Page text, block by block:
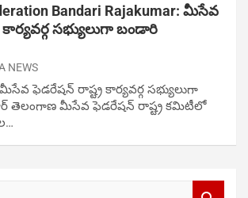
Bandari Rajakumar: మీసేవ
సభ్యులుగా బండారి
NEWS
ఫెడరేషన్ రాష్ట్ర కార్యవర్గ సభ్యులుగా
తెలంగాణ మీసేవ ఫెడరేషన్ రాష్ట్ర కమిటీలో